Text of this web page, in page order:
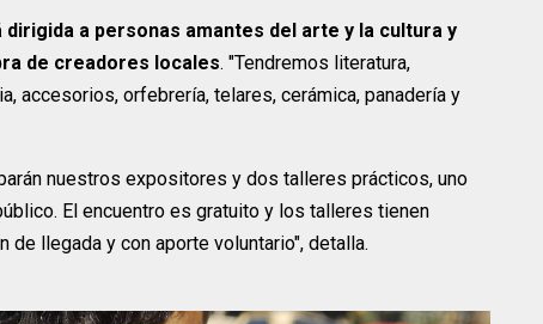
dirigida a personas amantes del arte y la cultura y
de creadores locales. "Tendremos literatura,
accesorios, orfebrería, telares, cerámica, panadería y
nuestros expositores y dos talleres prácticos, uno
El encuentro es gratuito y los talleres tienen
de llegada y con aporte voluntario", detalla.